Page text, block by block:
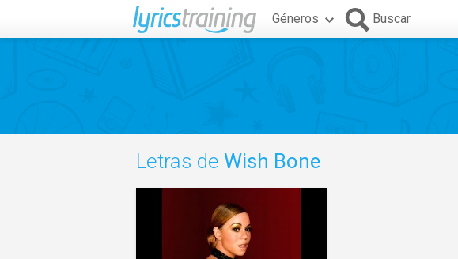
Géneros Buscar
Letras de Wish Bone